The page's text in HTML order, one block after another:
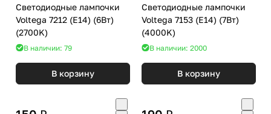
Светодиодные лампочки
Voltega 7212 (E14) (6Вт)
(2700K)
В наличии: 79
В корзину
Светодиодные лампочки
Voltega 7153 (E14) (7Вт)
(4000K)
В наличии: 2000
В корзину